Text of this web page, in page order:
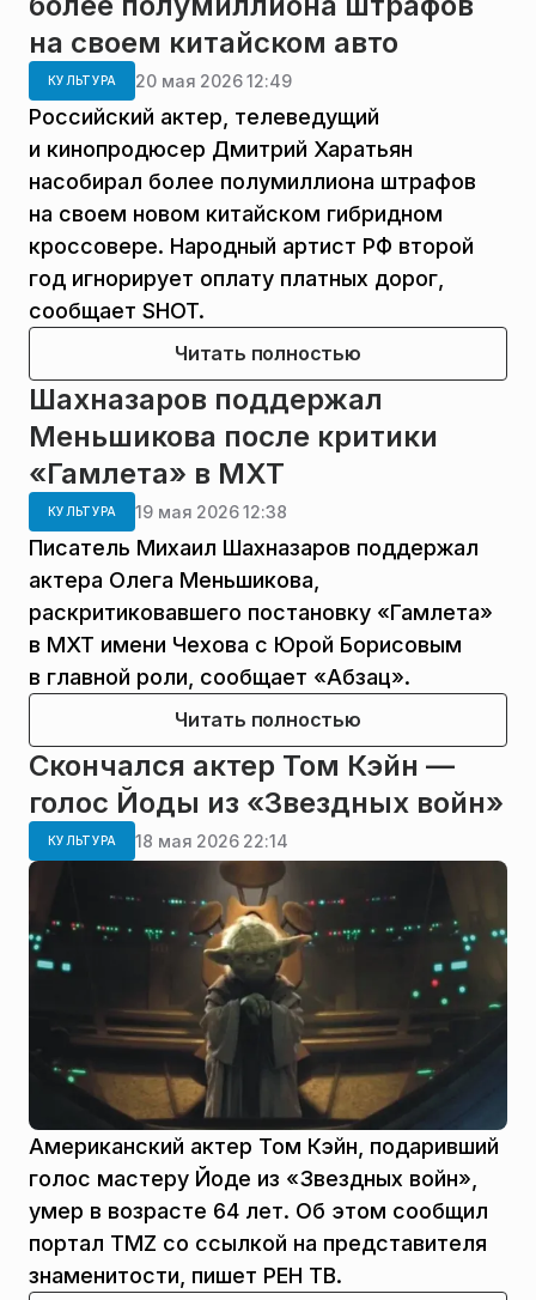
на своем китайском авто
КУЛЬТУРА 20 мая 2026 12:49
Российский актер, телеведущий
и кинопродюсер Дмитрий Харатьян
насобирал более полумиллиона штрафов
на своем новом китайском гибридном
кроссовере. Народный артист РФ второй
год игнорирует оплату платных дорог,
сообщает SHOT.
Читать полностью
Шахназаров поддержал
Меньшикова после критики
«Гамлета» в МХТ
КУЛЬТУРА 19 мая 2026 12:38
Писатель Михаил Шахназаров поддержал
актера Олега Меньшикова,
раскритиковавшего постановку «Гамлета»
в МХТ имени Чехова с Юрой Борисовым
в главной роли, сообщает «Абзац».
Читать полностью
Скончался актер Том Кэйн —
голос Йоды из «Звездных войн»
КУЛЬТУРА 18 мая 2026 22:14
Американский актер Том Кэйн, подаривший
голос мастеру Йоде из «Звездных войн»,
умер в возрасте 64 лет. Об этом сообщил
портал TMZ со ссылкой на представителя
знаменитости, пишет РЕН ТВ.